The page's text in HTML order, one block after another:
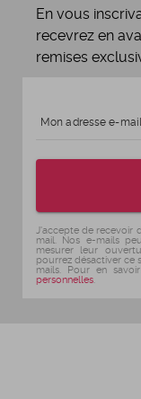
En vous
recevrez en
remises
Mon adresse e-mail
J'accepte de recevoir
mail. Nos e-mails
mesurer leur
pourrez désactiver ce
mails. Pour en
personnelles.